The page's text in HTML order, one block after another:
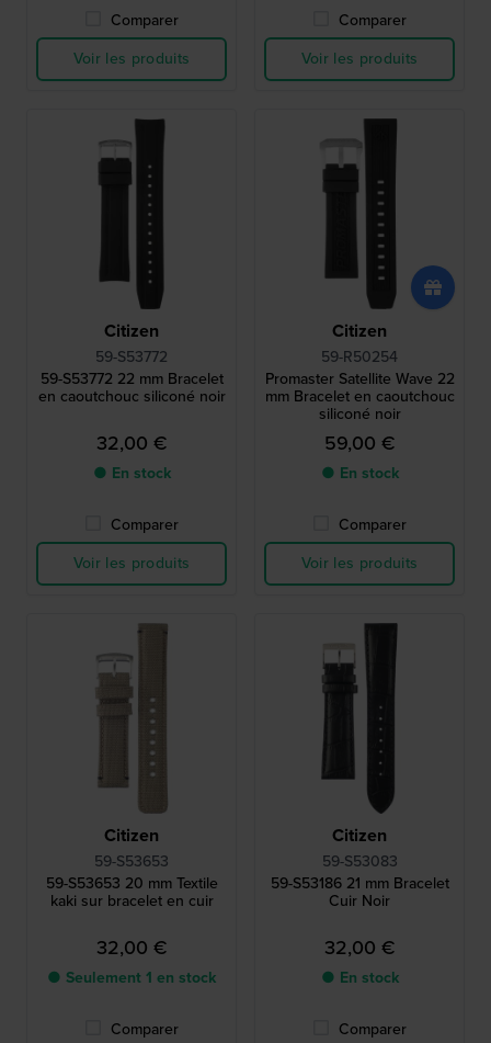
Comparer
Voir les produits
Comparer
Voir les produits
Citizen
59-S53772
59-S53772 22 mm Bracelet
en caoutchouc siliconé noir
32,00 €
● En stock
Comparer
Voir les produits
Citizen
59-R50254
Promaster Satellite Wave 22
mm Bracelet en caoutchouc
siliconé noir
59,00 €
● En stock
Comparer
Voir les produits
Citizen
59-S53653
59-S53653 20 mm Textile
kaki sur bracelet en cuir
32,00 €
● Seulement 1 en stock
Comparer
Citizen
59-S53083
59-S53186 21 mm Bracelet
Cuir Noir
32,00 €
● En stock
Comparer